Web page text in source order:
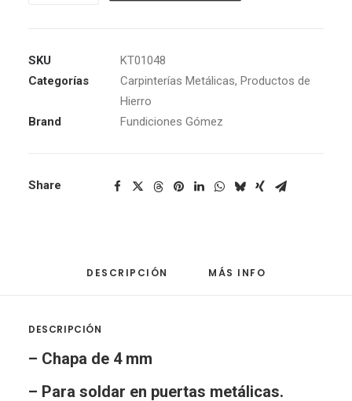
cantidad
SKU
KT01048
Categorías
Carpinterías Metálicas, Productos de
Hierro
Brand
Fundiciones Gómez
Share
DESCRIPCIÓN MÁS INFO
DESCRIPCIÓN
– Chapa de 4 mm
– Para soldar en puertas metálicas.